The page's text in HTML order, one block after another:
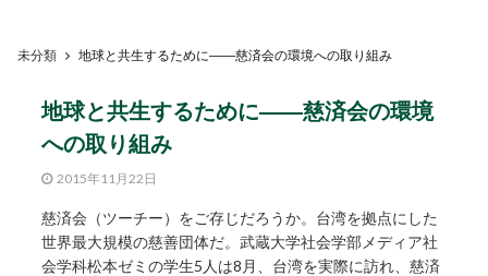
未分類 地球と共生するために――慈済会の環境への取り組み
地球と共生するために――慈済会の環境
への取り組み
2015年11月22日
慈済会（ツーチー）をご存じだろうか。台湾を拠点にした
世界最大規模の慈善団体だ。武蔵大学社会学部メディア社
会学科松本ゼミの学生5人は8月、台湾を実際に訪れ、慈済